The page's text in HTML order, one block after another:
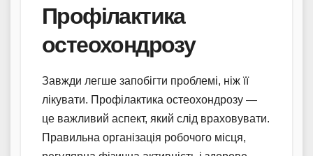
Профілактика
остеохондрозу
Завжди легше запобігти проблемі, ніж її
лікувати. Профілактика остеохондрозу —
це важливий аспект, який слід враховувати.
Правильна організація робочого місця,